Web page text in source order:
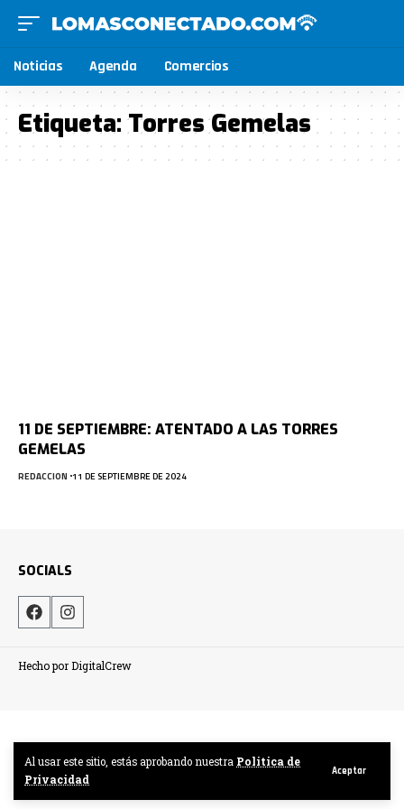
Al usar este sitio, estás aprobando nuestra Politica de
Privacidad
Aceptar
Noticias Agenda Comercios
Etiqueta:Torres Gemelas
11 DE SEPTIEMBRE: ATENTADO A LAS TORRES
GEMELAS
REDACCION 11 DE SEPTIEMBRE DE 2024
SOCIALS
Hecho por DigitalCrew